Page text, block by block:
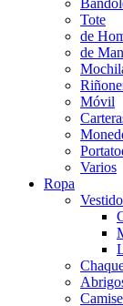
Tote
de
de
Móvil
Varios
Ropa